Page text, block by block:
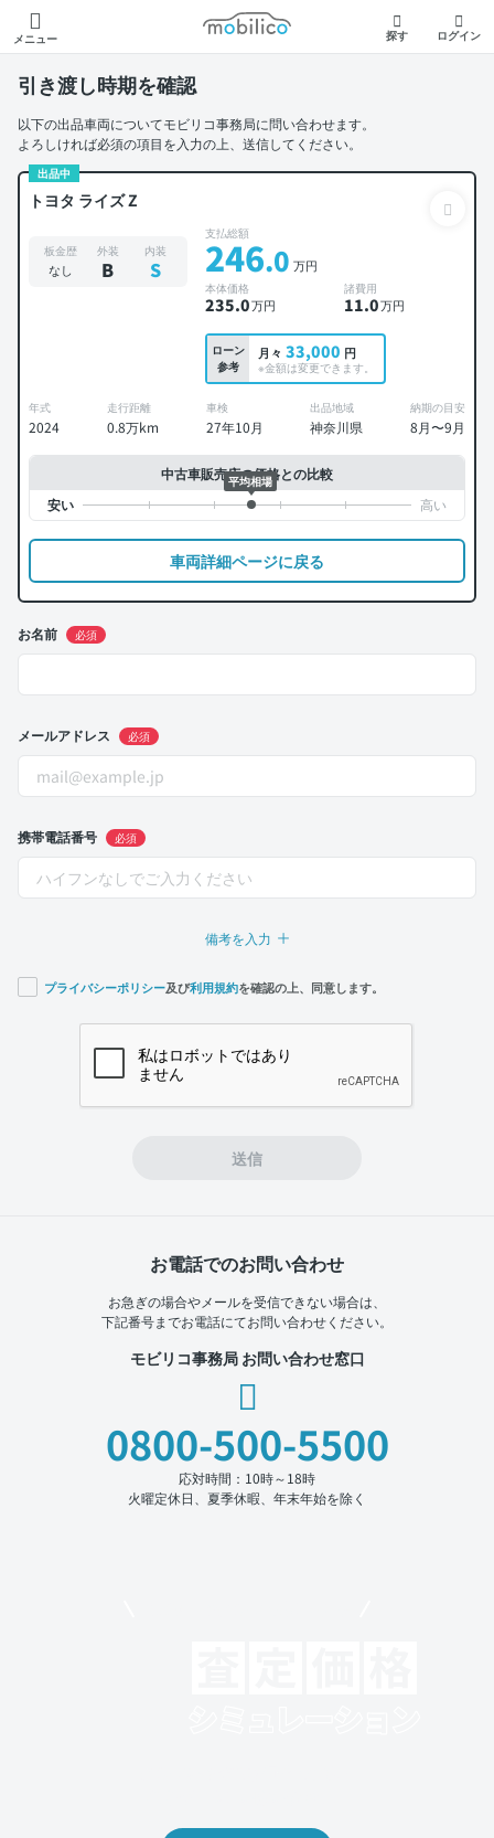
メニュー
モビリコ
探す ログイン
引き渡し時期を確認
以下の出品車両についてモビリコ事務局に問い合わせます。
よろしければ必須の項目を入力の上、送信してください。
出品中
トヨタ ライズ Z
板金歴
なし
外装
B
内装
S
支払総額
246.0 万円
本体価格
235.0万円
諸費用
11.0万円
ローン
参考
月々 33,000 円
※金額は変更できます。
年式
2024
走行距離
0.8万km
車検
27年10月
出品地域
神奈川県
納期の目安
8月〜9月
中古車販売店の価格との比較
平均相場
車両詳細ページに戻る
お名前 必須
メールアドレス 必須
携帯電話番号 必須
備考を入力
プライバシーポリシー及び利用規約を確認の上、同意します。
送信
お電話でのお問い合わせ
お急ぎの場合やメールを受信できない場合は、
下記番号までお電話にてお問い合わせください。
モビリコ事務局 お問い合わせ窓口
0800-500-5500
応対時間：10時～18時
火曜定休日、夏季休暇、年末年始を除く